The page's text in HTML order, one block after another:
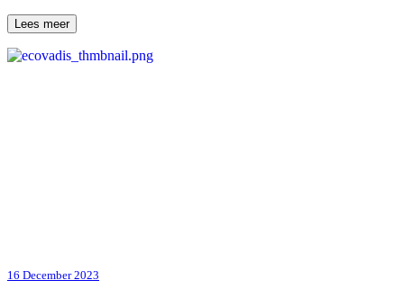
Lees meer
16 December 2023